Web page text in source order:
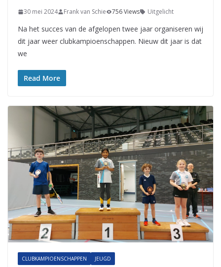
30 mei 2024 Frank van Schie 756 Views Uitgelicht
Na het succes van de afgelopen twee jaar organiseren wij
dit jaar weer clubkampioenschappen. Nieuw dit jaar is dat
we
Read More
CLUBKAMPIOENSCHAPPEN JEUGD